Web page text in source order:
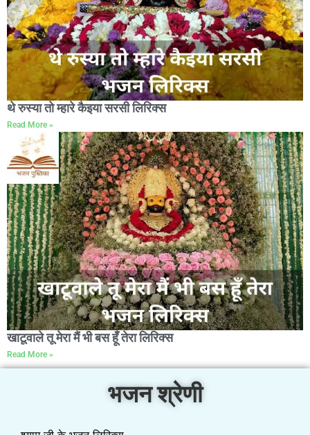
थे रुस्या तो म्हारे कैइया सरसी लिरिक्स
Read More »
खाटूवाले तू मेरा मैं भी बस हूँ तेरा लिरिक्स
Read More »
भजन श्रेणी